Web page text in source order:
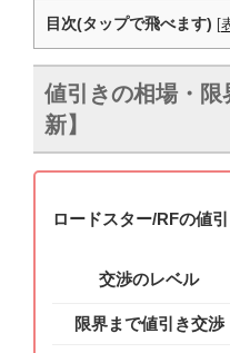
目次(タップで飛べます) [
値引きの相場・
新】
ロードスター/RFの値
交渉のレベル
限界まで値引き交渉